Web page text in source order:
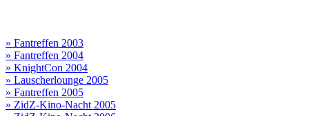
» Fantreffen 2003
» Fantreffen 2004
» KnightCon 2004
» Lauscherlounge 2005
» Fantreffen 2005
» ZidZ-Kino-Nacht 2005